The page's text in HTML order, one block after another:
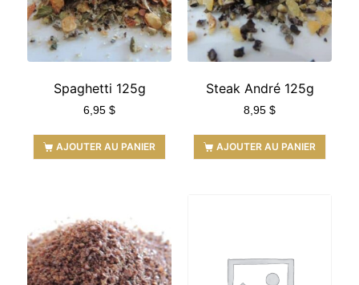
Spaghetti 125g
6,95 $
AJOUTER AU PANIER
Steak André 125g
8,95 $
AJOUTER AU PANIER